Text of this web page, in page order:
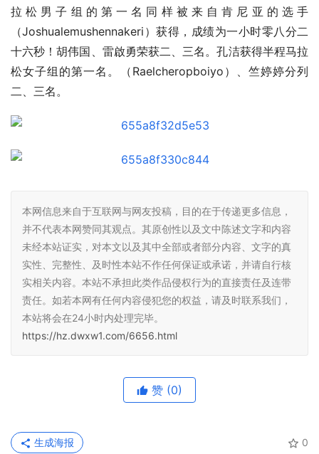
拉松男子组的第一名同样被来自肯尼亚的选手
（Joshualemushennakeri）获得，成绩为一小时零八分二
十六秒！胡伟国、雷啟勇荣获二、三名。孔洁获得半程马拉
松女子组的第一名。（Raelcheropboiyo）、竺婷婷分列
二、三名。
本网信息来自于互联网与网友投稿，目的在于传递更多信息，
并不代表本网赞同其观点。其原创性以及文中陈述文字和内容
未经本站证实，对本文以及其中全部或者部分内容、文字的真
实性、完整性、及时性本站不作任何保证或承诺，并请自行核
实相关内容。本站不承担此类作品侵权行为的直接责任及连带
责任。如若本网有任何内容侵犯您的权益，请及时联系我们，
本站将会在24小时内处理完毕。
https://hz.dwxw1.com/6656.html
赞 (0)
0
生成海报